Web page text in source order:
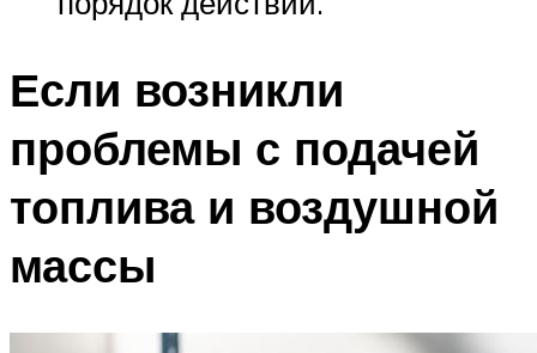
Если возникли
проблемы с подачей
топлива и воздушной
массы